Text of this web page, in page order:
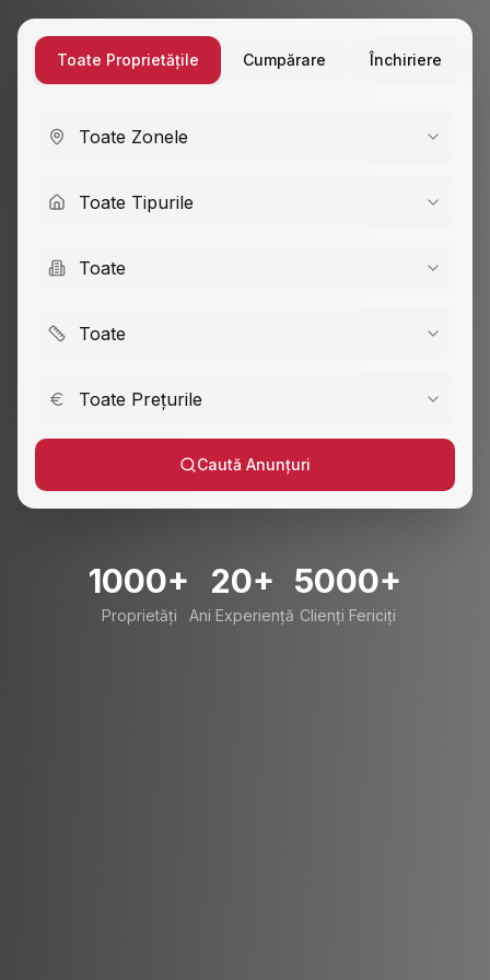
Toate Proprietățile Cumpărare Închiriere
Toate Zonele
Toate Tipurile
Toate
Toate
Toate Prețurile
Caută Anunțuri
1000+
Proprietăți
20+
Ani Experiență
5000+
Clienți Fericiți